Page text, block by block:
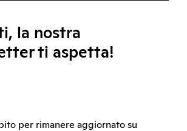
la nostra
ti aspetta!
per rimanere aggiornato su